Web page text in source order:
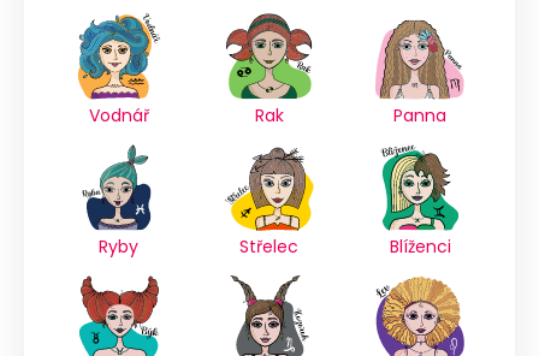
Vodnář Rak Panna
Ryby Střelec Blíženci